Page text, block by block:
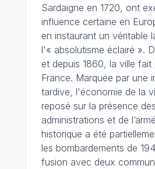
Sardaigne en 1720, ont
influence certaine en
en instaurant un véritable
l'« absolutisme éclairé ».
et depuis 1860, la ville fait
France. Marquée par une
tardive, l'économie de la
reposé sur la présence des
administrations et de
historique a été
les bombardements de
fusion avec deux